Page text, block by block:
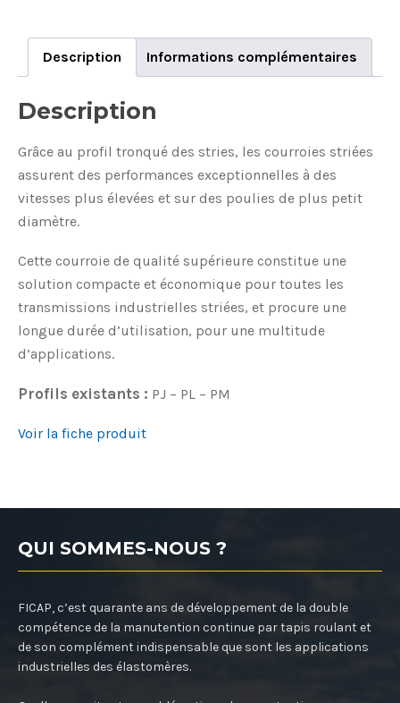
Description Informations complémentaires
Description
Grâce au profil tronqué des stries, les courroies striées
assurent des performances exceptionnelles à des
vitesses plus élevées et sur des poulies de plus petit
diamètre.
Cette courroie de qualité supérieure constitue une
solution compacte et économique pour toutes les
transmissions industrielles striées, et procure une
longue durée d’utilisation, pour une multitude
d’applications.
Profils existants : PJ – PL – PM
Voir la fiche produit
QUI SOMMES-NOUS ?
FICAP, c’est quarante ans de développement de la double
compétence de la manutention continue par tapis roulant et
de son complément indispensable que sont les applications
industrielles des élastomères.